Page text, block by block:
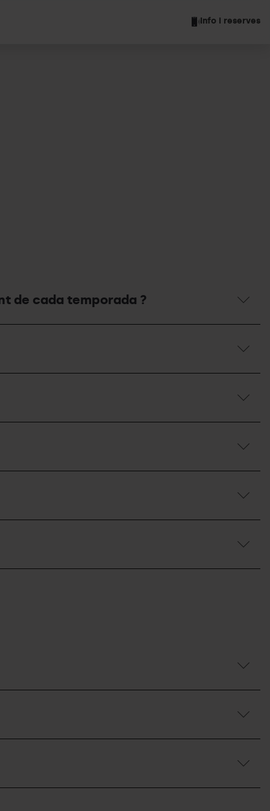
Info i reserves
de cada temporada ?